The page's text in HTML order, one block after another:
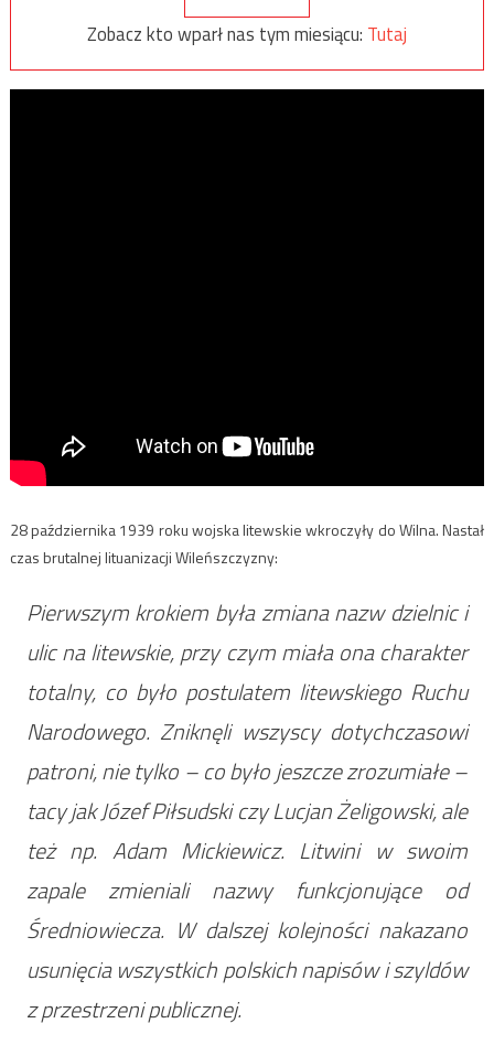
Zobacz kto wparł nas tym miesiącu: Tutaj
28 października 1939 roku wojska litewskie wkroczyły do Wilna. Nastał
czas brutalnej lituanizacji Wileńszczyzny:
Pierwszym krokiem była zmiana nazw dzielnic i
ulic na litewskie, przy czym miała ona charakter
totalny, co było postulatem litewskiego Ruchu
Narodowego. Zniknęli wszyscy dotychczasowi
patroni, nie tylko – co było jeszcze zrozumiałe –
tacy jak Józef Piłsudski czy Lucjan Żeligowski, ale
też np. Adam Mickiewicz. Litwini w swoim
zapale zmieniali nazwy funkcjonujące od
Średniowiecza. W dalszej kolejności nakazano
usunięcia wszystkich polskich napisów i szyldów
z przestrzeni publicznej.